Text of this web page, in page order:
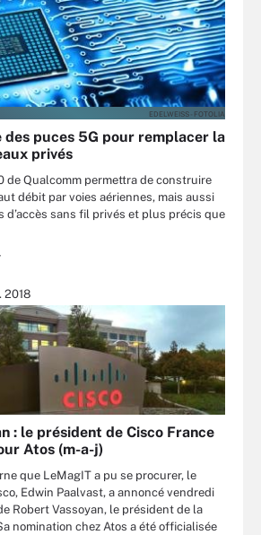
EDELWEISS - FOTOLIA
des puces 5G pour remplacer la
privés
de Qualcomm permettra de construire
débit par voies aériennes, mais aussi
d’accès sans fil privés et plus précis que
2018
: le président de Cisco France
Atos (m-a-j)
que LeMagIT a pu se procurer, le
Edwin Paalvast, a annoncé vendredi
Robert Vassoyan, le président de la
nomination chez Atos a été officialisée